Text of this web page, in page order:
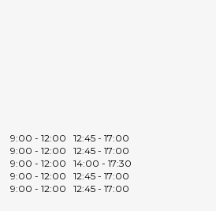
9:00 - 12:00
12:45 - 17:00
9:00 - 12:00
12:45 - 17:00
9:00 - 12:00
14:00 - 17:30
9:00 - 12:00
12:45 - 17:00
9:00 - 12:00 12:45 - 17:00